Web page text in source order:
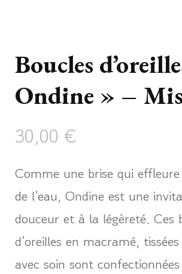
Boucles
Ondine » –
30,00 €
Comme une brise qui
de l’eau, Ondine est une
douceur et à la légèreté. Ces
d’oreilles en macramé,
avec soin sont